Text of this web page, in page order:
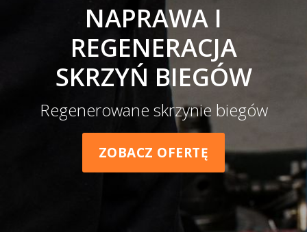
NAPRAWA I
REGENERACJA
SKRZYŃ BIEGÓW
Regenerowane skrzynie biegów
ZOBACZ OFERTĘ